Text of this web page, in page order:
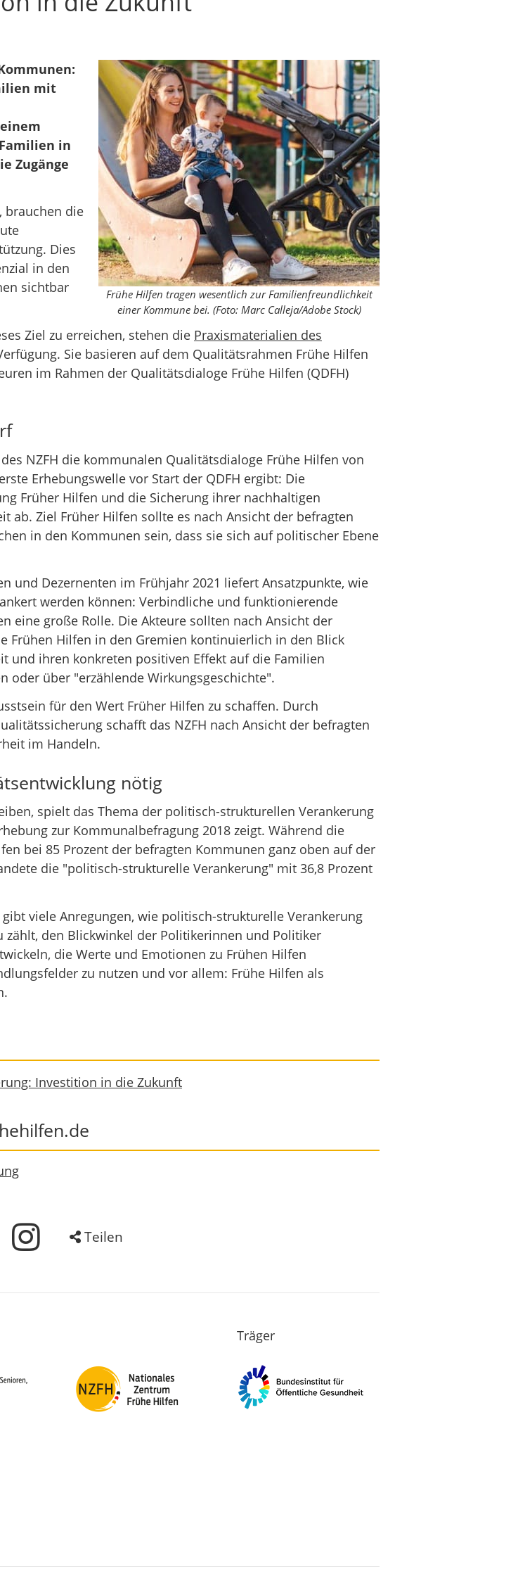
Frühe Hilfen tragen wesentlich zur Familienfreundlichkeit
einer Kommune bei. (Foto: Marc Calleja/Adobe Stock)
mit
in
Zugänge
brauchen die
Dies
in den
sichtbar
Ziel zu erreichen, stehen die Praxismaterialien des
Sie basieren auf dem Qualitätsrahmen Frühe Hilfen
im Rahmen der Qualitätsdialoge Frühe Hilfen (QDFH)
NZFH die kommunalen Qualitätsdialoge Frühe Hilfen von
Erhebungswelle vor Start der QDFH ergibt: Die
Früher Hilfen und die Sicherung ihrer nachhaltigen
ab. Ziel Früher Hilfen sollte es nach Ansicht der befragten
in den Kommunen sein, dass sie sich auf politischer Ebene
und Dezernenten im Frühjahr 2021 liefert Ansatzpunkte, wie
werden können: Verbindliche und funktionierende
eine große Rolle. Die Akteure sollten nach Ansicht der
Frühen Hilfen in den Gremien kontinuierlich in den Blick
und ihren konkreten positiven Effekt auf die Familien
oder über "erzählende Wirkungsgeschichte".
für den Wert Früher Hilfen zu schaffen. Durch
schafft das NZFH nach Ansicht der befragten
im Handeln.
nötig
spielt das Thema der politisch-strukturellen Verankerung
zur Kommunalbefragung 2018 zeigt. Während die
bei 85 Prozent der befragten Kommunen ganz oben auf der
die "politisch-strukturelle Verankerung" mit 36,8 Prozent
viele Anregungen, wie politisch-strukturelle Verankerung
den Blickwinkel der Politikerinnen und Politiker
die Werte und Emotionen zu Frühen Hilfen
zu nutzen und vor allem: Frühe Hilfen als
Investition in die Zukunft
Teilen
Träger